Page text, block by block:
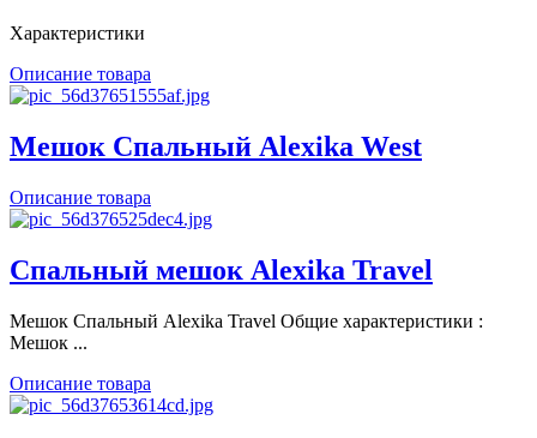
Характеристики
Описание товара
Мешок Спальный Alexika West
Описание товара
Спальный мешок Alexika Travel
Мешок Спальный Alexika Travel Общие характеристики :
Мешок ...
Описание товара